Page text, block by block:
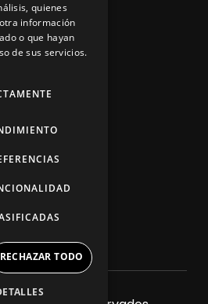
quienes
información
o que hayan
de sus servicios.
RECHAZAR TODO